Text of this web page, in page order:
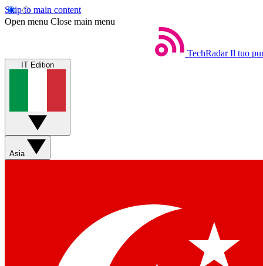
Skip to main content
Open menu Close main menu
TechRadar Il tuo
IT Edition
Asia